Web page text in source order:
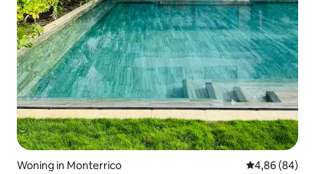
Woning in Monterrico Gemiddelde
4,86 (84)